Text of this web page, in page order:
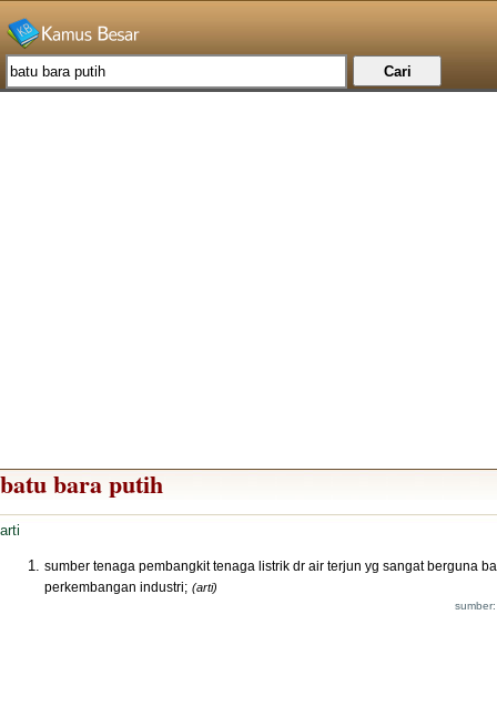
batu bara putih
arti
sumber tenaga pembangkit tenaga listrik dr air terjun yg sangat berguna
perkembangan industri; (arti)